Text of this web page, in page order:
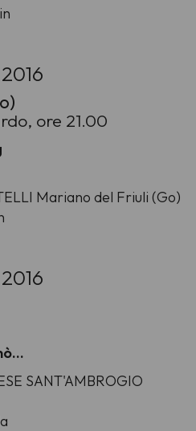
ore 21.00
Mariano del Friuli (Go)
SANT'AMBROGIO